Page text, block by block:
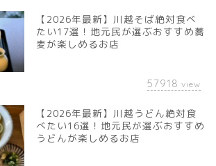
【2026年最新】川越そば絶対食べ
たい17選！地元民が選ぶおすすめ蕎
麦が楽しめるお店
57918 view
【2026年最新】川越うどん絶対食
べたい16選！地元民が選ぶおすすめ
うどんが楽しめるお店